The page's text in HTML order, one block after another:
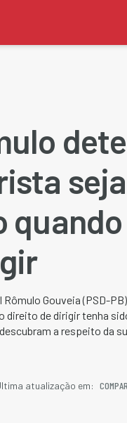
seja
Gouveia (PSD-
de dirigir tenha
a respeito da
atualização em: